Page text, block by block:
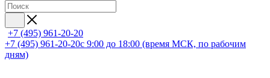
+7 (495) 961-20-20
+7 (495) 961-20-20с 9:00 до 18:00 (время МСК, по рабочим
дням)